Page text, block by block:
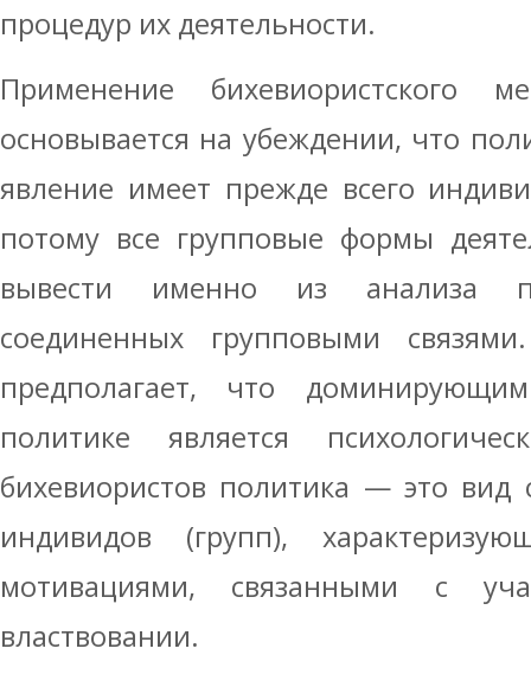
процедур их деятельности.
Применение бихевиористского
основывается на убеждении, что
явление имеет прежде всего
потому все групповые формы
вывести именно из анализа
соединенных групповыми
предполагает, что
политике является
бихевиористов политика — это вид
индивидов (групп),
мотивациями, связанными с
властвовании.